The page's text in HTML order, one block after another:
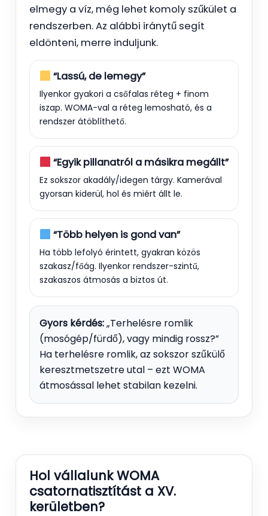
elmegy a víz, még lehet komoly szűkület a
rendszerben. Az alábbi iránytű segít
eldönteni, merre induljunk.
“Lassú, de lemegy”
Ilyenkor gyakori a csőfalas réteg + finom
iszap. WOMA-val a réteg lemosható, és a
rendszer átöblíthető.
“Egyik pillanatról a másikra megállt”
Ez sokszor akadály/idegen tárgy. Kamerával
gyorsan kiderül, hol és miért állt le.
“Több helyen is gond van”
Ha több lefolyó érintett, gyakran közös
szakasz/főág. Ilyenkor rendszer-szintű,
szakaszos átmosás a biztos út.
Gyors kérdés:„Terhelésre romlik
(mosógép/fürdő), vagy mindig rossz?”
Ha terhelésre romlik, az sokszor szűkülő
keresztmetszetre utal – ezt WOMA
átmosással lehet stabilan kezelni.
Hol vállalunk WOMA
csatornatisztítást a XV.
kerületben?